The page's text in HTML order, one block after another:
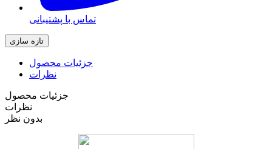
تماس با پشتیبانی
جزئیات محصول
نظرات
جزئیات محصول
نظرات
بدون نظر